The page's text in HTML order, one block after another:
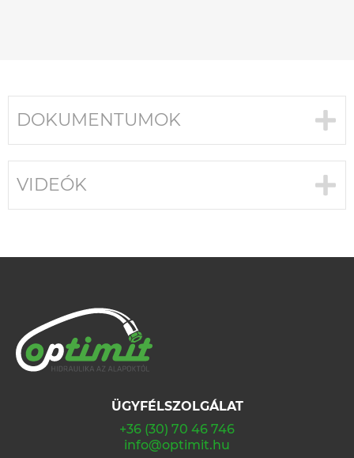
DOKUMENTUMOK
VIDEÓK
ÜGYFÉLSZOLGÁLAT
+36 (30) 70 46 746
info@optimit.hu